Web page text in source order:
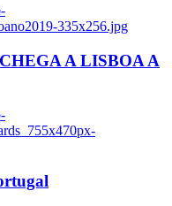
335x256.jpg
A LISBOA A